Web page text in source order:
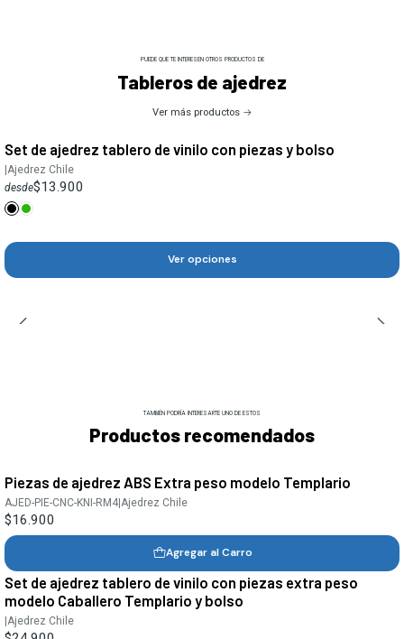
PUEDE QUE TE INTERESEN OTROS PRODUCTOS DE
Tableros de ajedrez
Ver más productos
Set de ajedrez tablero de vinilo con piezas y bolso
|Ajedrez Chile
desde$13.900
Ver opciones
TAMBIÉN PODRÍA INTERESARTE UNO DE ESTOS
Productos recomendados
Piezas de ajedrez ABS Extra peso modelo Templario
AJED-PIE-CNC-KNI-RM4|Ajedrez Chile
$16.900
Agregar al Carro
Set de ajedrez tablero de vinilo con piezas extra peso
modelo Caballero Templario y bolso
|Ajedrez Chile